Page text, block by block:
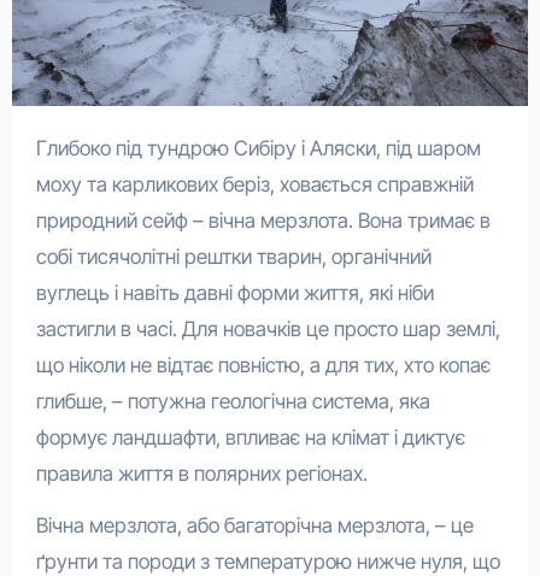
Глибоко під тундрою Сибіру і Аляски, під шаром
моху та карликових беріз, ховається справжній
природний сейф – вічна мерзлота. Вона тримає в
собі тисячолітні рештки тварин, органічний
вуглець і навіть давні форми життя, які ніби
застигли в часі. Для новачків це просто шар землі,
що ніколи не відтає повністю, а для тих, хто копає
глибше, – потужна геологічна система, яка
формує ландшафти, впливає на клімат і диктує
правила життя в полярних регіонах.
Вічна мерзлота, або багаторічна мерзлота, – це
ґрунти та породи з температурою нижче нуля, що